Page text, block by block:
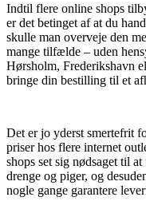
Indtil flere online shops
er det betinget af at du
skulle man overveje den
mange tilfælde – uden
Hørsholm, Frederikshavn
bringe din bestilling til et
Det er jo yderst smertefrit
priser hos flere internet
shops set sig nødsaget til
drenge og piger, og
nogle gange garantere